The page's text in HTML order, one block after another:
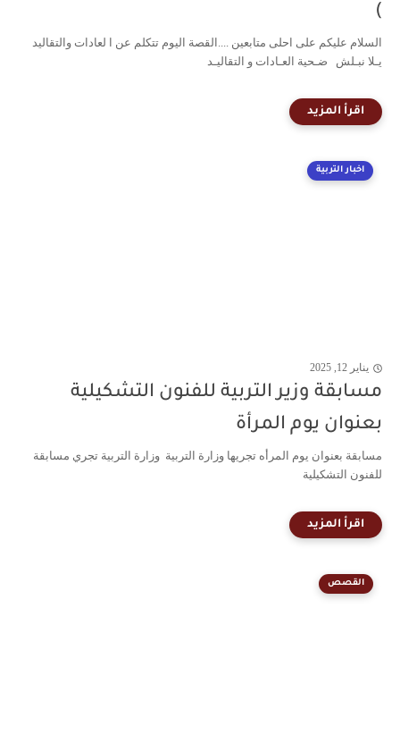
)
السلام عليكم على احلى متابعين ....القصة اليوم تتكلم عن ا لعادات والتقاليد
يـلا نبـلش ضـحية العـادات و التقاليـد
اخبار التربية
يناير 12, 2025
مسابقة وزير التربية للفنون التشكيلية
بعنوان يوم المرأة
مسابقة بعنوان يوم المرأه تجريها وزارة التربية وزارة التربية تجري مسابقة
للفنون التشكيلية
القصص